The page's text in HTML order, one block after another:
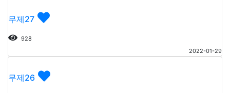
무제27
928
2022-01-29
무제26